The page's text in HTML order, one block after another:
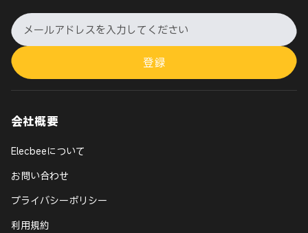
登録
会社概要
Elecbeeについて
お問い合わせ
プライバシーポリシー
利用規約